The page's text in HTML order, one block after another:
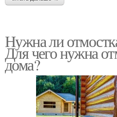
Нужна ли
Для чего нужна
дома?